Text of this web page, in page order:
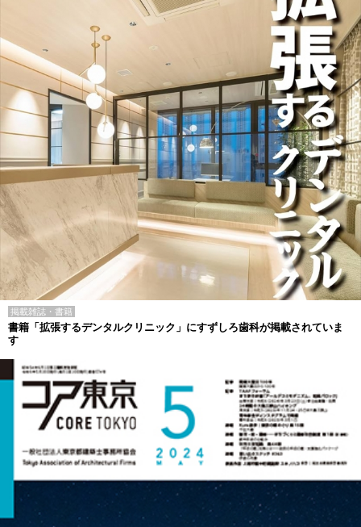
掲載雑誌・書籍
書籍「拡張するデンタルクリニック」にすずしろ歯科が掲載されていま
す